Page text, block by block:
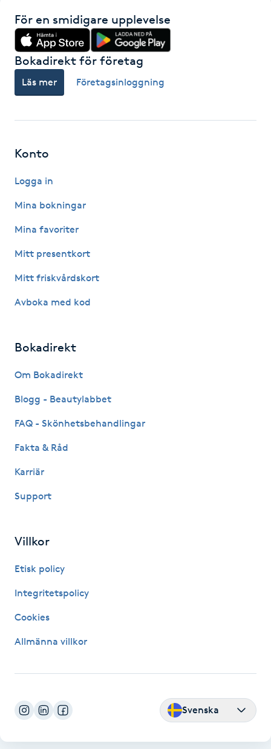
Hårvård
Hälsa
Idrottsmassage
IPL hårborttagning
IR-massage
Kemisk peeling
Kinesiologi
Klangmassage
Klippning ungdom
För en smidigare upplevelse
Bokadirekt för företag
Läs mer Företagsinloggning
Konto
Logga in
Mina bokningar
Mina favoriter
Mitt presentkort
Mitt friskvårdskort
Avboka med kod
Bokadirekt
Om Bokadirekt
Blogg - Beautylabbet
FAQ - Skönhetsbehandlingar
Fakta & Råd
Karriär
Support
Villkor
Etisk policy
Integritetspolicy
Cookies
Allmänna villkor
Svenska